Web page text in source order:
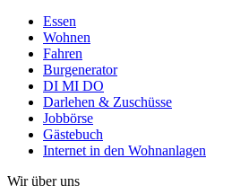
Essen
Wohnen
Fahren
Burgenerator
DI MI DO
Darlehen & Zuschüsse
Jobbörse
Gästebuch
Internet in den Wohnanlagen
Wir über uns